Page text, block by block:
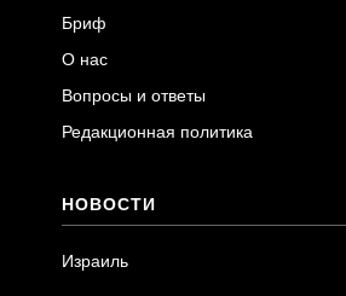
Бриф
О нас
Вопросы и ответы
Редакционная политика
НОВОСТИ
Израиль